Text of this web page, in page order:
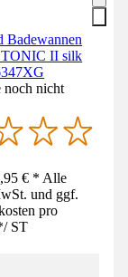
Badewannen
TONIC II silk
nicht
€ * Alle
und ggf.
pro
/ ST